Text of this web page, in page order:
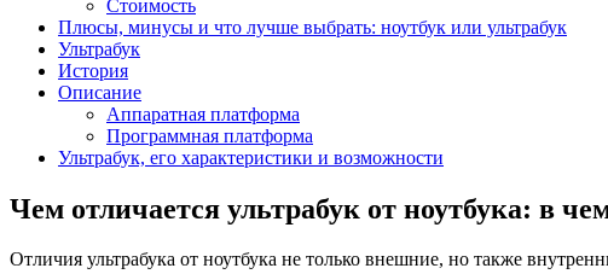
Стоимость
Плюсы, минусы и что лучше выбрать: ноутбук или ультрабук
Ультрабук
История
Описание
Аппаратная платформа
Программная платформа
Ультрабук, его характеристики и возможности
Чем отличается ультрабук от ноутбука: в
Отличия ультрабука от ноутбука не только внешние, но также